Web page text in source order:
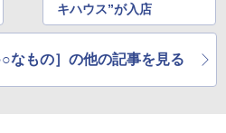
キハウス”が入店
なもの］の他の記事を見る